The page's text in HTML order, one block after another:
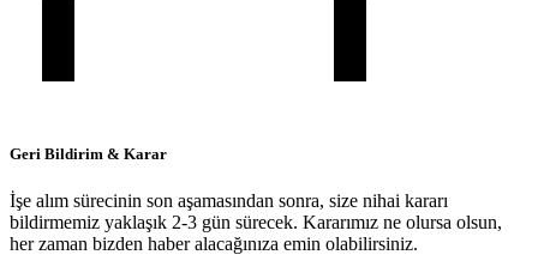
Geri Bildirim & Karar
İşe alım sürecinin son aşamasından sonra, size nihai kararı
bildirmemiz yaklaşık 2-3 gün sürecek. Kararımız ne olursa olsun,
her zaman bizden haber alacağınıza emin olabilirsiniz.